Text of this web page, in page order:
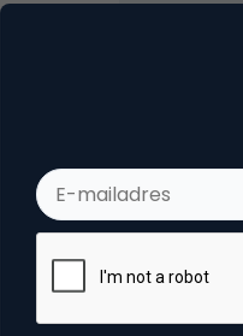
Categorie